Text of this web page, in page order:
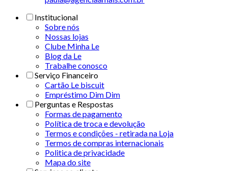
Institucional
Sobre nós
Nossas lojas
Clube Minha Le
Blog da Le
Trabalhe conosco
Serviço Financeiro
Cartão Le biscuit
Empréstimo Dim Dim
Perguntas e Respostas
Formas de pagamento
Política de troca e devolução
Termos e condições - retirada na Loja
Termos de compras internacionais
Politica de privacidade
Mapa do site